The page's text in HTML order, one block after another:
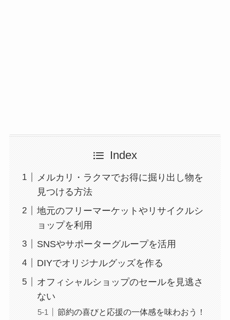
Index
メルカリ・ラクマでお得に掘り出し物を
見つける方法
地元のフリーマーケットやリサイクルシ
ョップを利用
SNSやサポーターグループを活用
DIYでオリジナルグッズを作る
オフィシャルショップのセールを見逃さ
ない
節約の喜びと応援の一体感を味わおう！